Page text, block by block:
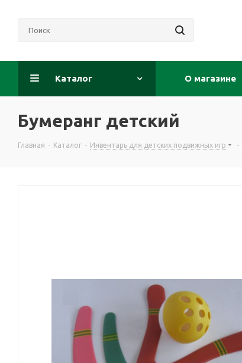
Каталог О магазине
Бумеранг детский
Главная - Каталог - Инвентарь для детских подвижных игр -